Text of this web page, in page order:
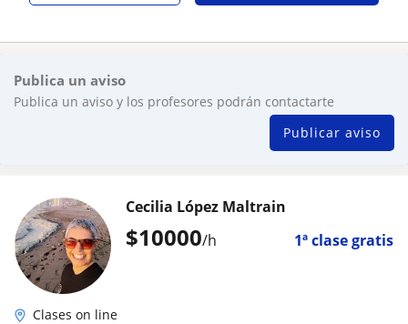
Publica un aviso
Publica un aviso y los profesores podrán contactarte
Publicar aviso
$10000/h 1ª clase gratis
Cecilia López Maltrain
Clases on line